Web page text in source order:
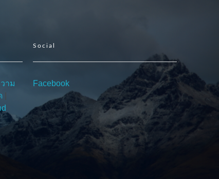
าม
Social
Facebook